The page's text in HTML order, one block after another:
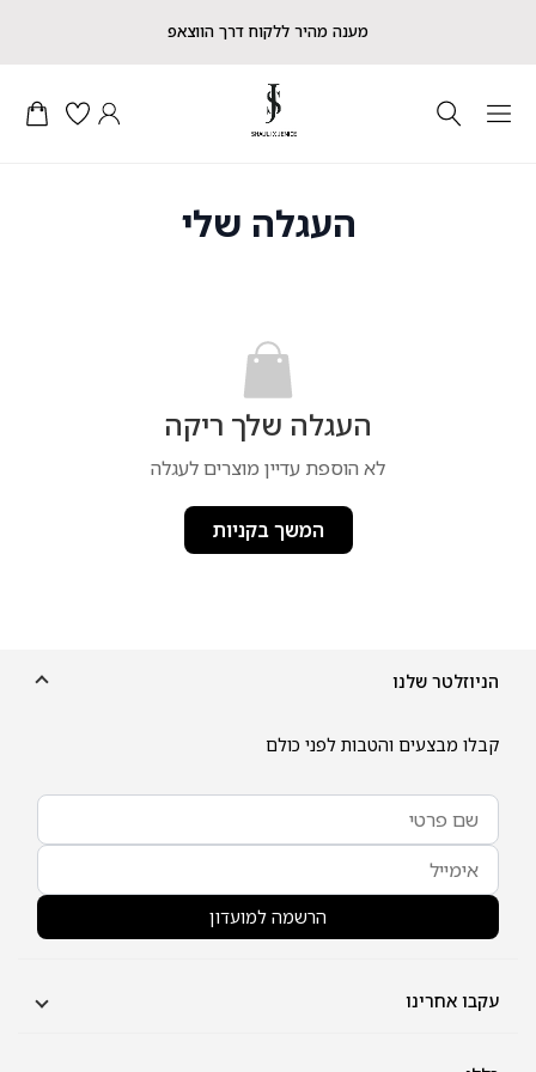
מענה מהיר ללקוח דרך הווצאפ
העגלה שלי
העגלה שלך ריקה
לא הוספת עדיין מוצרים לעגלה
המשך בקניות
הניוזלטר שלנו
קבלו מבצעים והטבות לפני כולם
הרשמה למועדון
עקבו אחרינו